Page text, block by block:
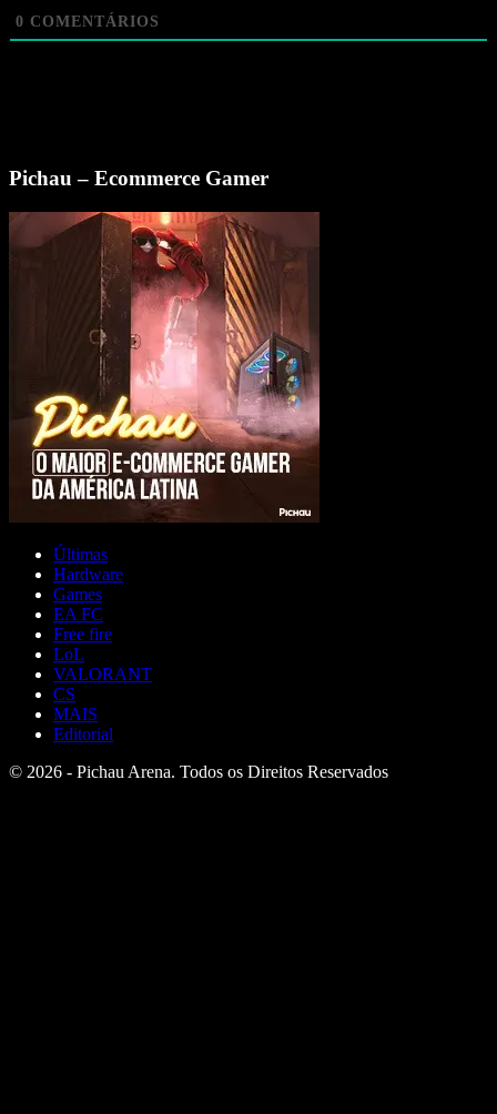
0 COMENTÁRIOS
Pichau – Ecommerce Gamer
Últimas
Hardware
Games
EA FC
Free fire
LoL
VALORANT
CS
MAIS
Editorial
© 2026 - Pichau Arena. Todos os Direitos Reservados